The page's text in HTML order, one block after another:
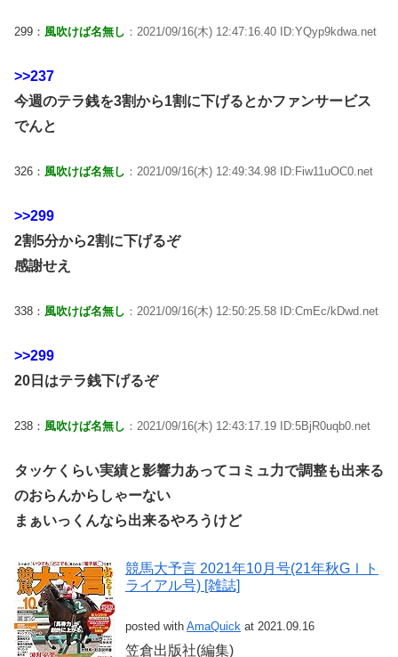
299： 風吹けば名無し ：2021/09/16(木) 12:47:16.40 ID:YQyp9kdwa.net
>>237
今週のテラ銭を3割から1割に下げるとかファンサービス
でんと
326： 風吹けば名無し ：2021/09/16(木) 12:49:34.98 ID:Fiw11uOC0.net
>>299
2割5分から2割に下げるぞ
感謝せえ
338： 風吹けば名無し ：2021/09/16(木) 12:50:25.58 ID:CmEc/kDwd.net
>>299
20日はテラ銭下げるぞ
238： 風吹けば名無し ：2021/09/16(木) 12:43:17.19 ID:5BjR0uqb0.net
タッケくらい実績と影響力あってコミュ力で調整も出来る
のおらんからしゃーない
まぁいっくんなら出来るやろうけど
競馬大予言 2021年10月号(21年秋GⅠト
ライアル号) [雑誌]
posted with AmaQuick at 2021.09.16
笠倉出版社(編集)